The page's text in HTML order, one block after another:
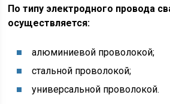
По типу электродного провода
осуществляется:
алюминиевой проволокой;
стальной проволокой;
универсальной проволокой.